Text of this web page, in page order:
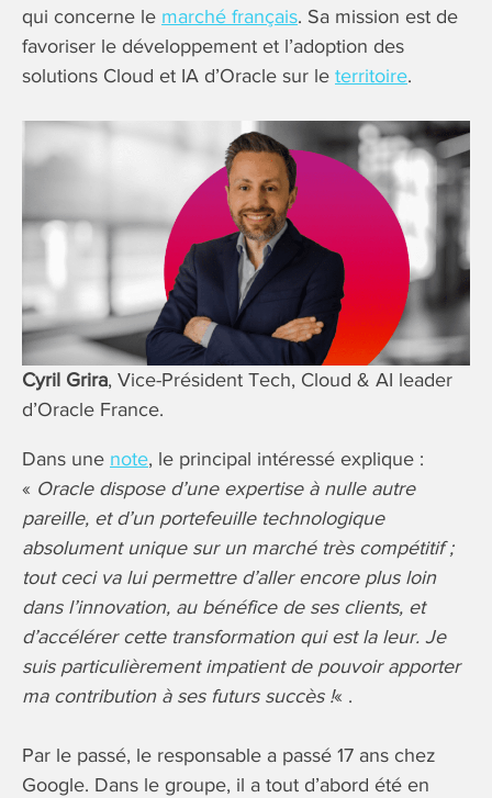
qui concerne le marché français. Sa mission est de
favoriser le développement et l’adoption des
solutions Cloud et IA d’Oracle sur le territoire.
Cyril Grira, Vice-Président Tech, Cloud & AI leader
d’Oracle France.
Dans une note, le principal intéressé explique :
« Oracle dispose d’une expertise à nulle autre
pareille, et d’un portefeuille technologique
absolument unique sur un marché très compétitif ;
tout ceci va lui permettre d’aller encore plus loin
dans l’innovation, au bénéfice de ses clients, et
d’accélérer cette transformation qui est la leur. Je
suis particulièrement impatient de pouvoir apporter
ma contribution à ses futurs succès !« .
Par le passé, le responsable a passé 17 ans chez
Google. Dans le groupe, il a tout d’abord été en